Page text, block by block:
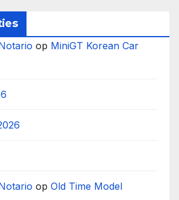
op MiniGT Korean Car
op Old Time Model